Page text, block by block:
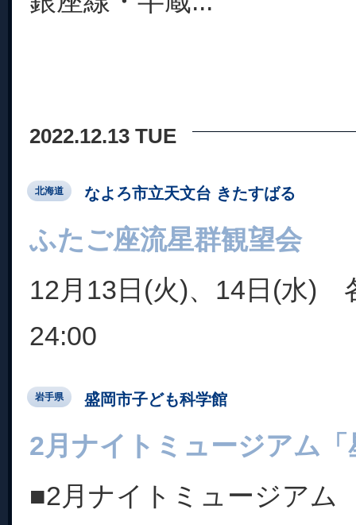
2022.12.13 TUE
北海道 なよろ市立天文台 きたすばる
ふたご座流星群観望会
12月13日(火)、14日(水)
24:00
岩手県 盛岡市子ども科学館
2月ナイトミュージアム
■2月ナイトミュージア